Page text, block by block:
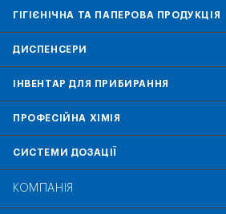
ГІГІЄНІЧНА ТА ПАПЕРОВА ПРОДУКЦІЯ
ДИСПЕНСЕРИ
ІНВЕНТАР ДЛЯ ПРИБИРАННЯ
ПРОФЕСІЙНА ХІМІЯ
СИСТЕМИ ДОЗАЦІЇ
КОМПАНІЯ